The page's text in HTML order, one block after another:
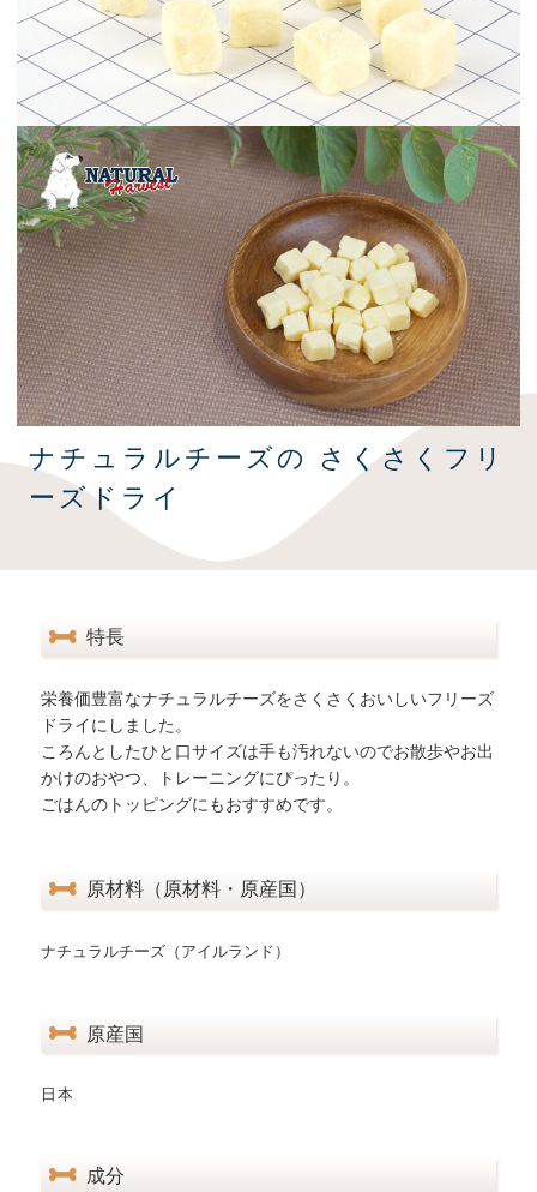
ナチュラルチーズの さくさくフリ
ーズドライ
特長
栄養価豊富なナチュラルチーズをさくさくおいしいフリーズ
ドライにしました。
ころんとしたひと口サイズは手も汚れないのでお散歩やお出
かけのおやつ、トレーニングにぴったり。
ごはんのトッピングにもおすすめです。
原材料（原材料・原産国）
ナチュラルチーズ（アイルランド）
原産国
日本
成分